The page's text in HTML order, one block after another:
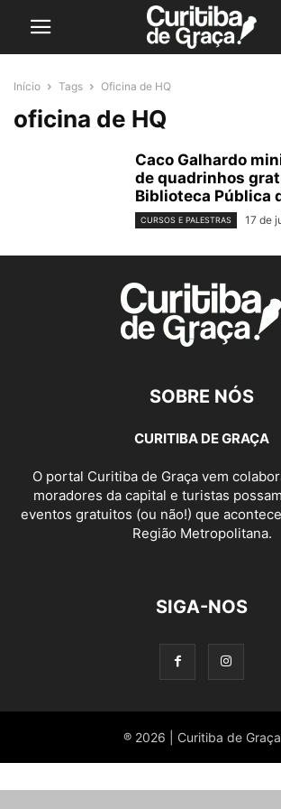
Início Tags Oficina de HQ
oficina de HQ
Caco Galhardo
de quadrinhos
Biblioteca Pública
CURSOS E PALESTRAS 17 de
SOBRE NÓS
CURITIBA DE GRAÇA
O portal Curitiba de Graça vem
moradores da capital e turistas
eventos gratuitos (ou não!) que
Região Metropolitana.
SIGA-NOS
® 2026 | Curitiba de Graça